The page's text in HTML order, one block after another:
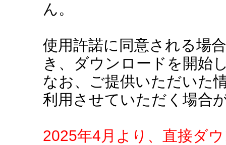
ん。
使用許諾に同意される場
き、ダウンロードを開始
なお、ご提供いただいた
利用させていただく場合
2025年4月より、直接ダ